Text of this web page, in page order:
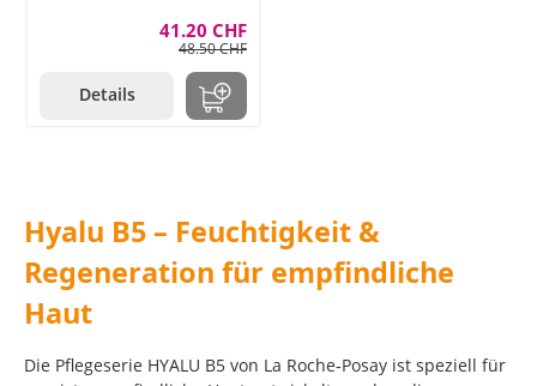
41.20 CHF
48.50 CHF
Details
Hyalu B5 – Feuchtigkeit &
Regeneration für empfindliche
Haut
Die Pflegeserie HYALU B5 von La Roche‑Posay ist speziell für